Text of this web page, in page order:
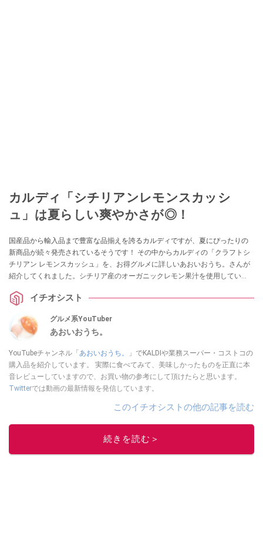
カルディ「シチリアンレモンスカッシ
ュ」は夏らしい爽やかさが◎！
国産品から輸入品まで豊富な品揃えを誇るカルディですが、夏にぴったりの
新商品が続々発売されているそうです！ その中からカルディの「クラフトシ
チリアン レモンスカッシュ」を、お得グルメに詳しいあおいおうち。さんが
紹介してくれました。シチリア産のオーガニックレモン果汁を使用してい
だとか。イチオシスト
グルメ系YouTuber
あおいおうち。
YouTubeチャンネル「あおいおうち。
」でKALDIや業務スーパー・コストコの
購入品を紹介しています。 実際に食べてみて、美味しかったものを正直に本
音レビューしていますので、お買い物の参考にして頂けたらと思います。
Twitterでは動画の最新情報を発信しています。
このイチオシストの他の記事を読む
続きを読む＞